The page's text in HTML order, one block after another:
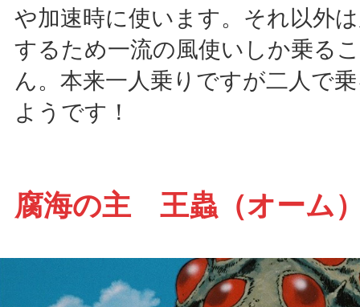
や加速時に使います。それ以外
するため一流の風使いしか乗る
ん。本来一人乗りですが二人で
ようです！
腐海の主 王蟲（オーム